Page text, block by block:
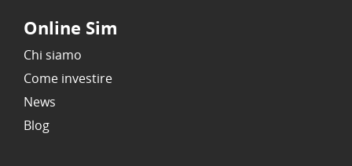
Online Sim
Chi siamo
Come investire
News
Blog